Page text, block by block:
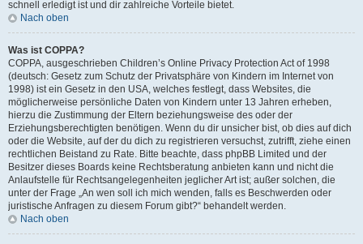
schnell erledigt ist und dir zahlreiche Vorteile bietet.
Nach oben
Was ist COPPA?
COPPA, ausgeschrieben Children’s Online Privacy Protection Act of 1998
(deutsch: Gesetz zum Schutz der Privatsphäre von Kindern im Internet von
1998) ist ein Gesetz in den USA, welches festlegt, dass Websites, die
möglicherweise persönliche Daten von Kindern unter 13 Jahren erheben,
hierzu die Zustimmung der Eltern beziehungsweise des oder der
Erziehungsberechtigten benötigen. Wenn du dir unsicher bist, ob dies auf dich
oder die Website, auf der du dich zu registrieren versuchst, zutrifft, ziehe einen
rechtlichen Beistand zu Rate. Bitte beachte, dass phpBB Limited und der
Besitzer dieses Boards keine Rechtsberatung anbieten kann und nicht die
Anlaufstelle für Rechtsangelegenheiten jeglicher Art ist; außer solchen, die
unter der Frage „An wen soll ich mich wenden, falls es Beschwerden oder
juristische Anfragen zu diesem Forum gibt?“ behandelt werden.
Nach oben